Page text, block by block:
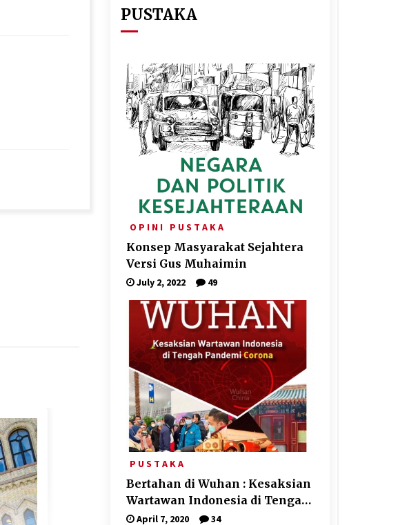
PUSTAKA
O P I N I P U S T A K A
Konsep Masyarakat Sejahtera
Versi Gus Muhaimin
July 2, 2022 49
P U S T A K A
Bertahan di Wuhan : Kesaksian
Wartawan Indonesia di Tengah
Pandemi Corona
April 7, 2020 34